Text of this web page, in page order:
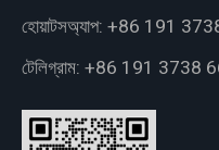
হোয়াটসঅ্যাপ: +86 191
টেলিগ্রাম: +86 191 3738